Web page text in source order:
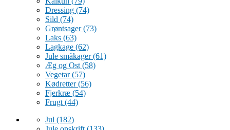
Dressing (74)
Sild (74)
Grøntsager(73)
Laks (63)
Lagkage (62)
Jule småkager(61)
Æg og Ost (58)
Vegetar(57)
Kødretter(56)
Fjerkræ (54)
Frugt (44)
Jul (182)